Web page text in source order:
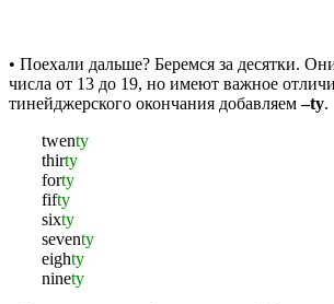
• Поехали дальше? Беремся за десятки.
числа от 13 до 19, но имеют важное
тинейджерского окончания добавляем–ty.
twenty
thirty
forty
fifty
sixty
seventy
eighty
ninety